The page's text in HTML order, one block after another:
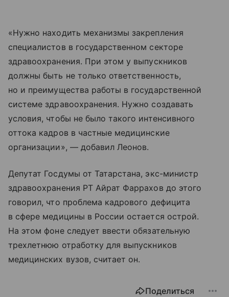
«Нужно находить механизмы закрепления
специалистов в государственном секторе
здравоохранения. При этом у выпускников
должны быть не только ответственность,
но и преимущества работы в государственной
системе здравоохранения. Нужно создавать
условия, чтобы не было такого интенсивного
оттока кадров в частные медицинские
организации», — добавил Леонов.
Депутат Госдумы от Татарстана, экс-министр
здравоохранения РТ Айрат Фаррахов до этого
говорил, что проблема кадрового дефицита
в сфере медицины в России остается острой.
На этом фоне следует ввести обязательную
трехлетнюю отработку для выпускников
медицинских вузов, считает он.
Поделиться